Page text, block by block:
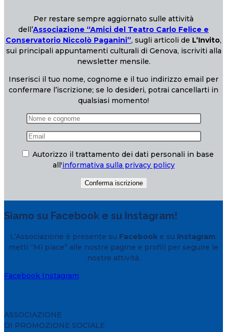
Per restare sempre aggiornato sulle attività
dell’Associazione “Amici del Teatro Carlo Felice e
Conservatorio Niccolò Paganini”, sugli articoli de L’Invito,
sui principali appuntamenti culturali di Genova, iscriviti alla
newsletter mensile.
Inserisci il tuo nome, cognome e il tuo indirizzo email per
confermare l’iscrizione; se lo desideri, potrai cancellarti in
qualsiasi momento!
Autorizzo il trattamento dei dati personali in base
all'informativa sulla privacy policy
Siamo su Facebook e su Instagram!
L’Associazione è presente su Facebook e su Instagram:
metti “Mi piace” alle nostre pagine e profili per seguire le
nostre attività.
Facebook Instagram
ASSOCIAZIONE
DI PROMOZIONE SOCIALE